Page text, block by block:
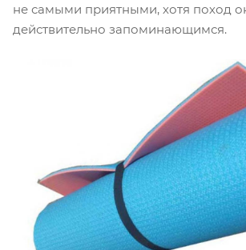
не самыми приятными, хотя поход
действительно запоминающимся.